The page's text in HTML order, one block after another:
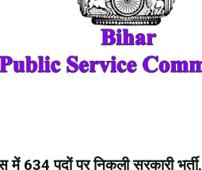
634 पदों पर निकली सरकारी